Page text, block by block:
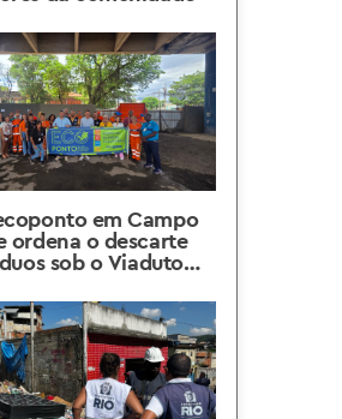
em Campo
ordena o descarte
sob o Viaduto